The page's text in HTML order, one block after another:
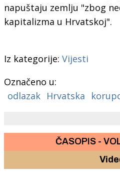
napuštaju zemlju "zbog
kapitalizma u Hrvatskoj".
Iz kategorije: Vijesti
Označeno u:
odlazak Hrvatska
ČASOPIS -